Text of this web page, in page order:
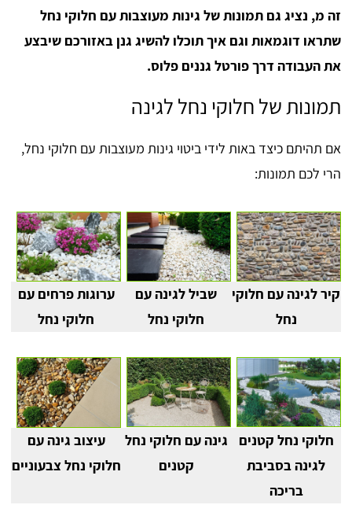
זה מ, נציג גם תמונות של גינות מעוצבות עם חלוקי נחל
שתראו דוגמאות וגם איך תוכלו להשיג גנן באזורכם שיבצע
את העבודה דרך פורטל גננים פלוס.
תמונות של חלוקי נחל לגינה
אם תהיתם כיצד באות לידי ביטוי גינות מעוצבות עם חלוקי נחל,
הרי לכם תמונות:
קיר לגינה עם חלוקי
נחל
שביל לגינה עם
חלוקי נחל
ערוגות פרחים עם
חלוקי נחל
חלוקי נחל קטנים
לגינה בסביבת
בריכה
גינה עם חלוקי נחל
קטנים
עיצוב גינה עם
חלוקי נחל צבעוניים